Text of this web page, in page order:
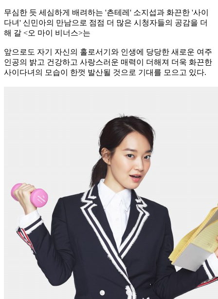
무심한 듯 세심하게 배려하는 '츤테레' 소지섭과 화끈한 '사이
다녀' 신민아의 만남으로 점점 더 많은 시청자들의 공감을 더
해 갈 <오 마이 비너스>는
앞으로도 자기 자신의 홀로서기와 인생에 당당한 새로운 여주
인공의 밝고 건강하고 사랑스러운 매력이 더해져 더욱 화끈한
사이다녀의 모습이 한껏 발산될 것으로 기대를 모으고 있다.